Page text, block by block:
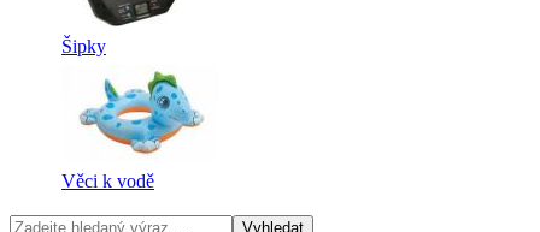
Šipky
Věci k vodě